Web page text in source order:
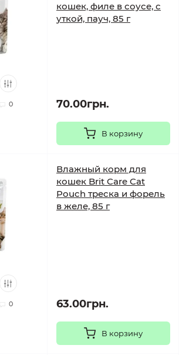
0
кошек, филе в соусе, с
уткой, пауч, 85 г
70.00грн.
В корзину
0
Влажный корм для
кошек Brit Care Cat
Pouch треска и форель
в желе, 85 г
63.00грн.
В корзину